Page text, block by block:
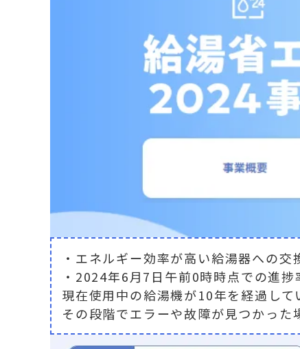
・エネルギー効率が高い給湯器への交
・2024年6月7日午前0時時点での進
現在使用中の給湯機が10年を経過し
その段階でエラーや故障が見つかった